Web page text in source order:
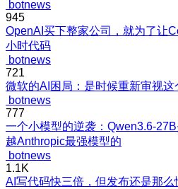
botnews
945
OpenAI买下整家公司，就为了让
小时代码
botnews
721
微软的AI困局：是时候重新审视这
botnews
777
一个小模型的逆袭：Qwen3.6-
越Anthropic最强模型的
botnews
1.1K
AI写代码快三倍，但发布还是那